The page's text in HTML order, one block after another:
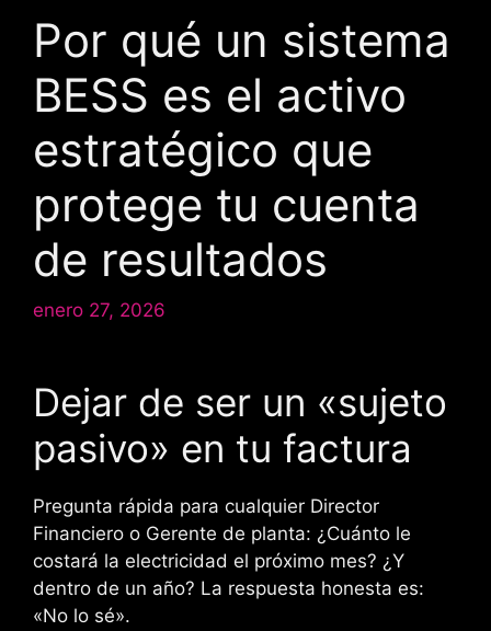
Por qué un sistema
BESS es el activo
estratégico que
protege tu cuenta
de resultados
enero 27, 2026
Dejar de ser un «sujeto
pasivo» en tu factura
Pregunta rápida para cualquier Director
Financiero o Gerente de planta: ¿Cuánto le
costará la electricidad el próximo mes? ¿Y
dentro de un año? La respuesta honesta es:
«No lo sé».